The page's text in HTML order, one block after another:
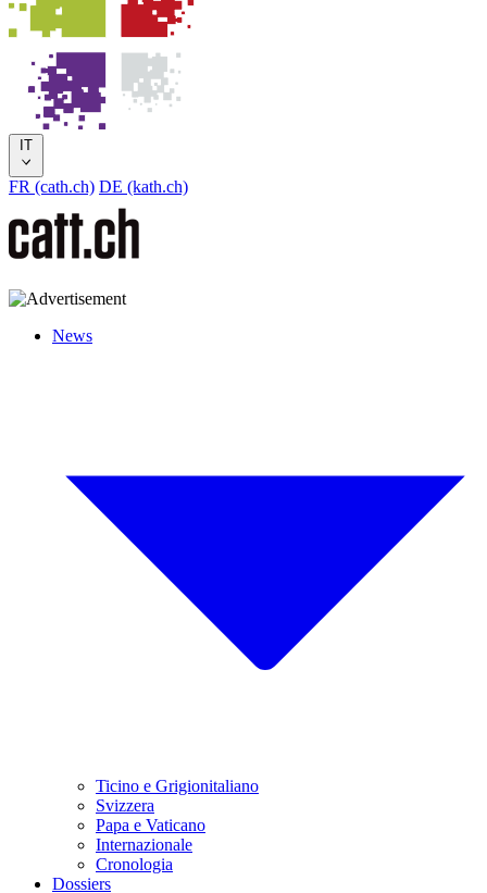
IT
FR (cath.ch) DE (kath.ch)
News
Ticino e Grigionitaliano
Svizzera
Papa e Vaticano
Internazionale
Cronologia
Dossiers